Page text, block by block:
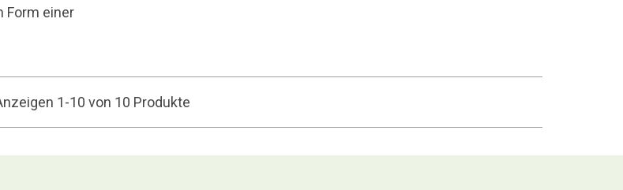
Form einer
1-10 von 10 Produkte